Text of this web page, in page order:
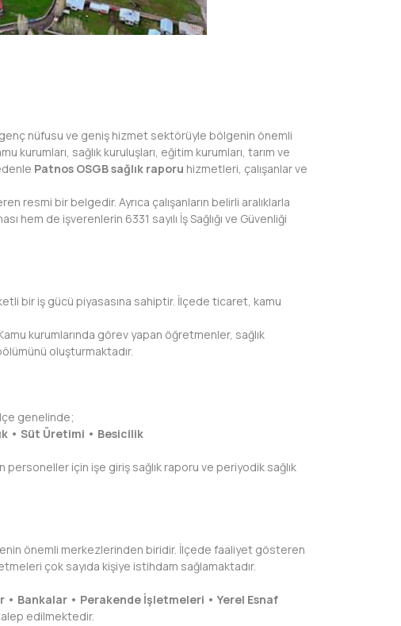
nüfusu ve geniş hizmet sektörüyle bölgenin önemli
kurumları, sağlık kuruluşları, eğitim kurumları, tarım ve
Patnos OSGB sağlık raporu hizmetleri, çalışanlar ve
resmi bir belgedir. Ayrıca çalışanların belirli aralıklarla
hem de işverenlerin 6331 sayılı İş Sağlığı ve Güvenliği
bir iş gücü piyasasına sahiptir. İlçede ticaret, kamu
kurumlarında görev yapan öğretmenler, sağlık
oluşturmaktadır.
genelinde;
• Süt Üretimi • Besicilik
için işe giriş sağlık raporu ve periyodik sağlık
önemli merkezlerinden biridir. İlçede faaliyet gösteren
çok sayıda kişiye istihdam sağlamaktadır.
• Bankalar • Perakende İşletmeleri • Yerel Esnaf
edilmektedir.